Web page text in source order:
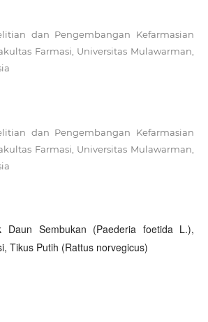
dan Pengembangan Kefarmasian
Farmasi, Universitas Mulawarman,
dan Pengembangan Kefarmasian
Farmasi, Universitas Mulawarman,
Daun Sembukan (Paederia foetida L.),
Tikus Putih (Rattus norvegicus)